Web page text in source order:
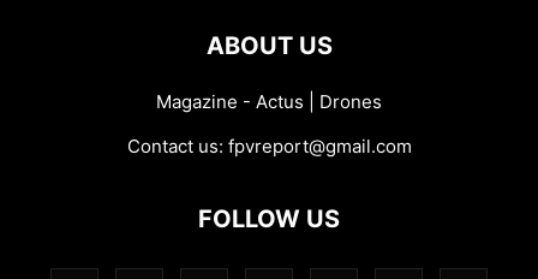
ABOUT US
Magazine - Actus | Drones
Contact us: fpvreport@gmail.com
FOLLOW US